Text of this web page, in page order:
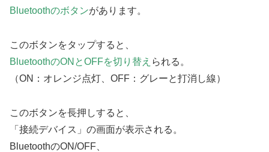
Bluetoothのボタンがあります。
このボタンをタップすると、
BluetoothのONとOFFを切り替え られる。
（ON：オレンジ点灯、OFF：グレーと打消し線）
このボタンを長押しすると、
「接続デバイス」の画面が表示される。
BluetoothのON/OFF、